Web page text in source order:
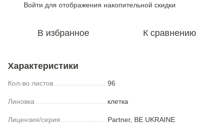
Войти для отображения накопительной скидки
В избранное К сравнению
Характеристики
Кол-во листов 96
Линовка клетка
Лицензия/серия Partner, BE UKRAINE